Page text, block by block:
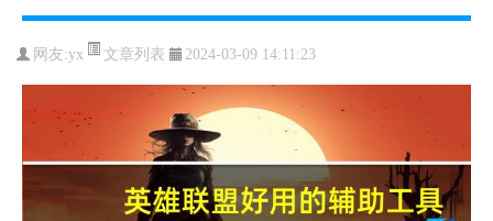
网友:yx 文章列表 2024-03-09 14:11:23